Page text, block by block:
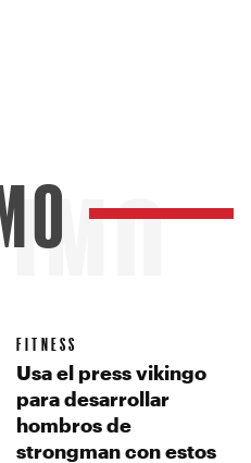
FITNESS
Usa el press vikingo
para desarrollar
hombros de
strongman con estos